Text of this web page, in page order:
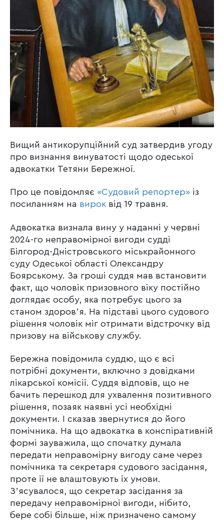
Вищий антикорупційний суд затвердив угоду
про визнання винуватості щодо одеської
адвокатки Тетяни Бережної.
Про це повідомляє «Судовий репортер» із
посиланням на вирок від 19 травня.
Адвокатка визнала вину у наданні у червні
2024-го неправомірної вигоди судді
Білгород-Дністровського міськрайонного
суду Одеської області Олександру
Боярському. За гроші суддя мав встановити
факт, що чоловік призовного віку постійно
доглядає особу, яка потребує цього за
станом здоровʼя. На підставі цього судового
рішення чоловік міг отримати відстрочку від
призову на військову службу.
Бережна повідомила суддю, що є всі
потрібні документи, включно з довідками
лікарської комісії. Суддя відповів, що не
бачить перешкод для ухвалення позитивного
рішення, позаяк наявні усі необхідні
документи. І сказав звернутися до його
помічника. На що адвокатка в конспіративній
формі зауважила, що спочатку думала
передати неправомірну вигоду саме через
помічника та секретаря судового засідання,
проте її не влаштовують їх умови.
Зʼясувалося, що секретар засідання за
передачу неправомірної вигоди, нібито,
бере собі більше, ніж призначено самому